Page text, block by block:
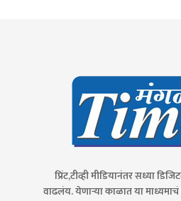
प्रिंट,टीव्ही मीडियानंतर सध्या
वाढलंय. येणाऱ्या काळात या